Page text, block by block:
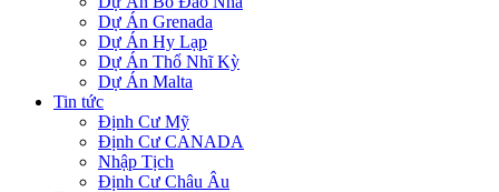
Dự Án Grenada
Dự Án Hy Lạp
Dự Án Thổ Nhĩ Kỳ
Dự Án Malta
Tin tức
Định Cư Mỹ
Định Cư CANADA
Nhập Tịch
Định Cư Châu Âu